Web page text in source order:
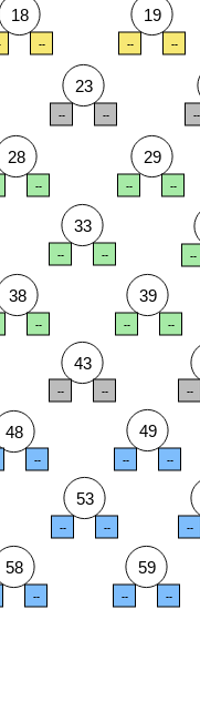
18 19
23
28 29
33
38 39
43
48 49
53
58 59
-- -- --
-- -- --
-- -- --
-- -- --
-- -- --
-- -- --
-- -- --
--
-- --
-- -- --